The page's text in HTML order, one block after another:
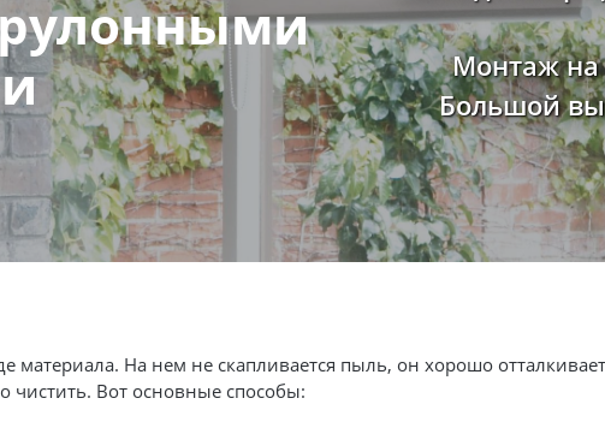
Монтаж
Большой
На нем не скапливается пыль, он хорошо
Вот основные способы: